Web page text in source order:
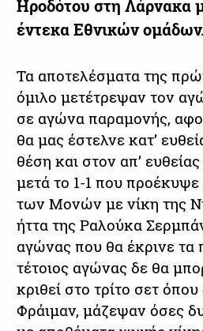
Ηροδότου στη Λάρνακα
έντεκα Εθνικών
Τα αποτελέσματα της
όμιλο μετέτρεψαν τον
σε αγώνα παραμονής,
θα μας έστελνε κατ’
θέση και στον απ’
μετά το 1-1 που
των Μονών με νίκη της
ήττα της Ραλούκα
αγώνας που θα έκρινε τα
τέτοιος αγώνας δε θα
κριθεί στο τρίτο σετ
Φράιμαν, μάζεψαν όσες